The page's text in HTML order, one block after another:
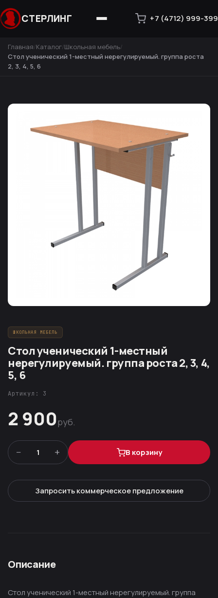
СТЕРЛИНГ +7 (4712) 999-399
Главная Каталог Школьная мебель
Стол ученический 1-местный нерегулируемый. группа роста
2, 3, 4, 5, 6
ШКОЛЬНАЯ МЕБЕЛЬ
Стол ученический 1-местный
нерегулируемый. группа роста 2, 3, 4,
5, 6
Артикул: 3
2 900руб.
− 1 + В корзину
Запросить коммерческое предложение
Описание
Стол ученический 1-местный нерегулируемый. группа